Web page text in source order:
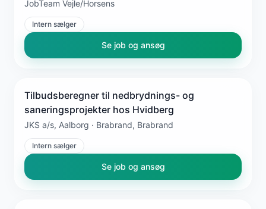
JobTeam Vejle/Horsens
Intern sælger
Se job og ansøg
Tilbudsberegner til nedbrydnings- og
saneringsprojekter hos Hvidberg
JKS a/s, Aalborg · Brabrand, Brabrand
Intern sælger
Se job og ansøg